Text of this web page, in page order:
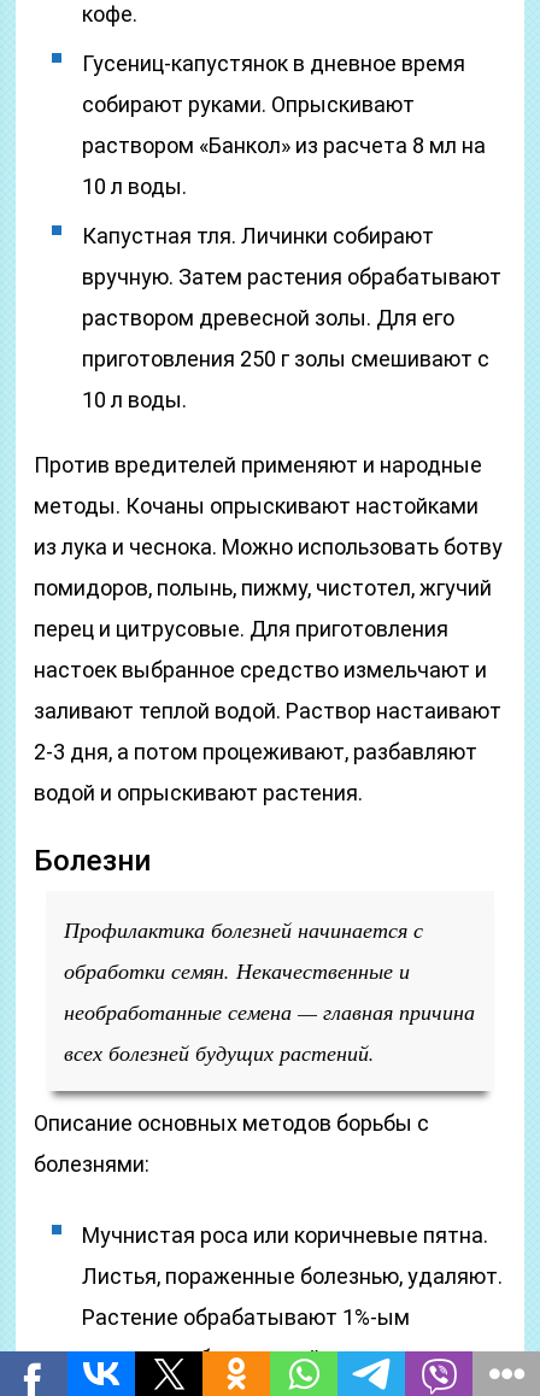
кофе.
Гусениц-капустянок в дневное время
собирают руками. Опрыскивают
раствором «Банкол» из расчета 8 мл на
10 л воды.
Капустная тля. Личинки собирают
вручную. Затем растения обрабатывают
раствором древесной золы. Для его
приготовления 250 г золы смешивают с
10 л воды.
Против вредителей применяют и народные
методы. Кочаны опрыскивают настойками
из лука и чеснока. Можно использовать ботву
помидоров, полынь, пижму, чистотел, жгучий
перец и цитрусовые. Для приготовления
настоек выбранное средство измельчают и
заливают теплой водой. Раствор настаивают
2-3 дня, а потом процеживают, разбавляют
водой и опрыскивают растения.
Болезни
Профилактика болезней начинается с
обработки семян. Некачественные и
необработанные семена — главная причина
всех болезней будущих растений.
Описание основных методов борьбы с
болезнями:
Мучнистая роса или коричневые пятна.
Листья, пораженные болезнью, удаляют.
Растение обрабатывают 1%-ым
раствором бордосской жидкости.